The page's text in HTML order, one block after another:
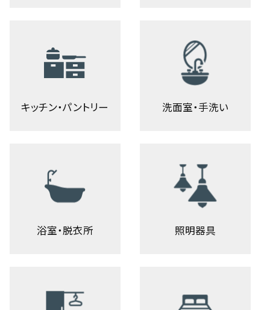
キッチン・パントリー 洗面室・手洗い
浴室・脱衣所 照明器具